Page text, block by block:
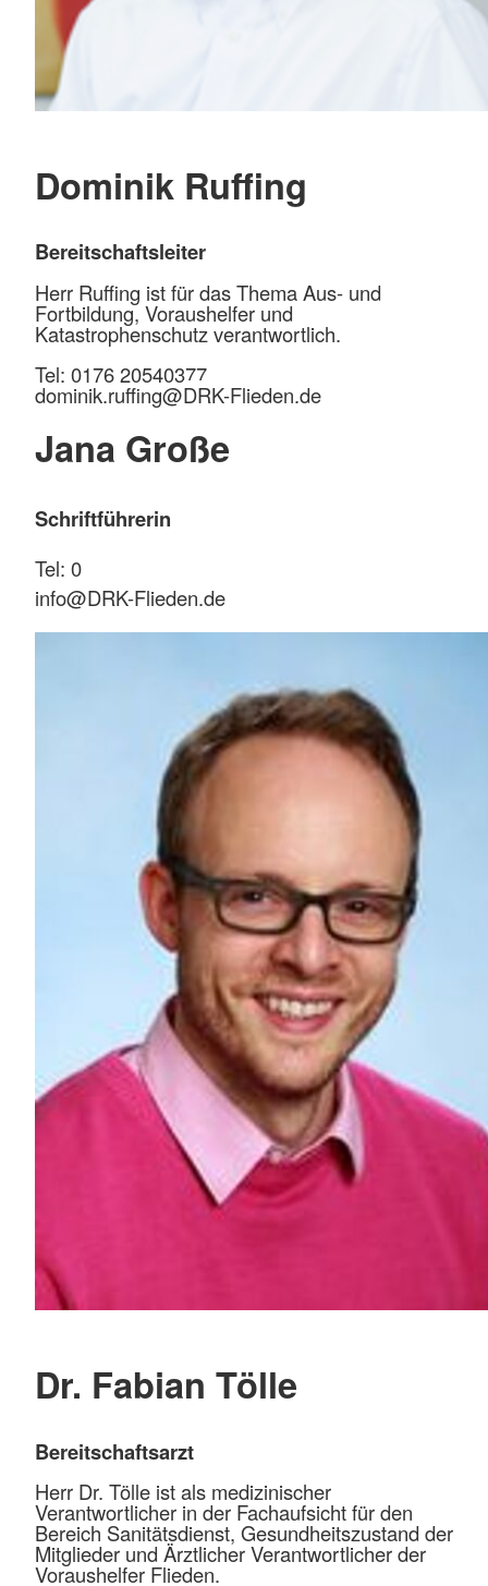
Dominik Ruffing
Bereitschaftsleiter
Herr Ruffing ist für das Thema Aus- und
Fortbildung, Voraushelfer und
Katastrophenschutz verantwortlich.
Tel: 0176 20540377
dominik.ruffing@DRK-Flieden.de
Jana Große
Schriftführerin
Tel: 0
info@DRK-Flieden.de
Dr. Fabian Tölle
Bereitschaftsarzt
Herr Dr. Tölle ist als medizinischer
Verantwortlicher in der Fachaufsicht für den
Bereich Sanitätsdienst, Gesundheitszustand der
Mitglieder und Ärztlicher Verantwortlicher der
Voraushelfer Flieden.